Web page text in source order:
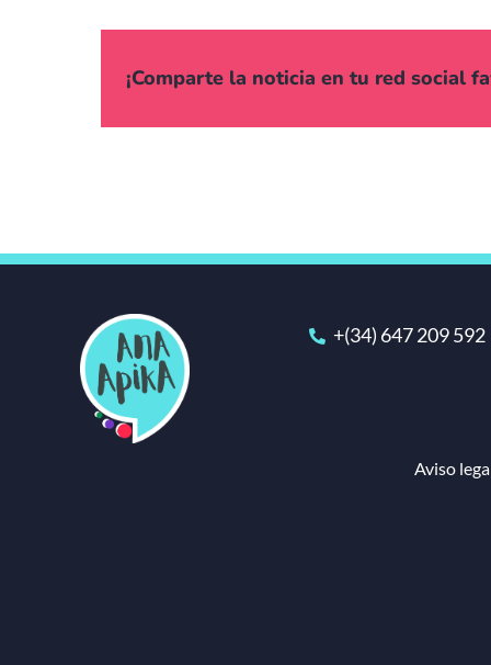
¡Comparte la noticia en tu red social
+(34) 647 209 592
Aviso